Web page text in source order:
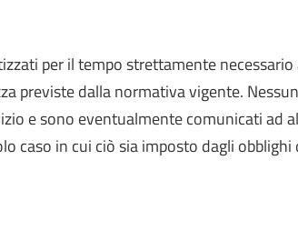
per il tempo strettamente necessario
previste dalla normativa vigente. Nessun
e sono eventualmente comunicati ad
caso in cui ciò sia imposto dagli obblighi